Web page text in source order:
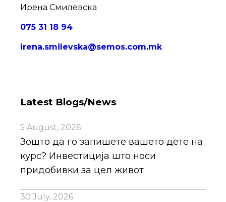
Ирена Смилевска
075 31 18 94
irena.smilevska@semos.com.mk
Latest Blogs/News
5 August, 2026
Зошто да го запишете вашето дете на
курс? Инвестиција што носи
придобивки за цел живот
30 July, 2026